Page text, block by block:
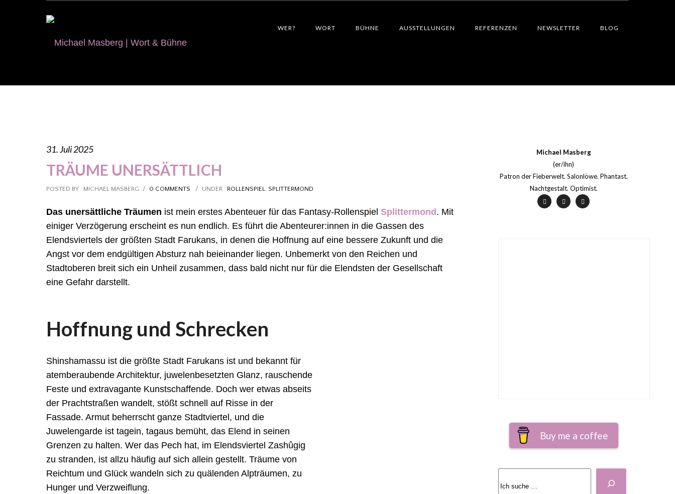
WER? WORT BÜHNE AUSSTELLUNGEN REFERENZEN NEWSLETTER BLOG
31. Juli 2025
TRÄUME UNERSÄTTLICH
POSTED BY : MICHAEL MASBERG / 0 COMMENTS / UNDER : ROLLENSPIEL, SPLITTERMOND
Das unersättliche Träumen ist mein erstes Abenteuer für das Fantasy-Rollenspiel Splittermond . Mit
einiger Verzögerung erscheint es nun endlich. Es führt die Abenteurer:innen in die Gassen des
Elendsviertels der größten Stadt Farukans, in denen die Hoffnung auf eine bessere Zukunft und die
Angst vor dem endgültigen Absturz nah beieinander liegen. Unbemerkt von den Reichen und
Stadtoberen breit sich ein Unheil zusammen, dass bald nicht nur für die Elendsten der Gesellschaft
eine Gefahr darstellt.
Hoffnung und Schrecken
Shinshamassu ist die größte Stadt Farukans ist und bekannt für
atemberaubende Architektur, juwelenbesetzten Glanz, rauschende
Feste und extravagante Kunstschaffende. Doch wer etwas abseits
der Prachtstraßen wandelt, stößt schnell auf Risse in der
Fassade. Armut beherrscht ganze Stadtviertel, und die
Juwelengarde ist tagein, tagaus bemüht, das Elend in seinen
Grenzen zu halten. Wer das Pech hat, im Elendsviertel Zashûgig
zu stranden, ist allzu häufig auf sich allein gestellt. Träume von
Reichtum und Glück wandeln sich zu quälenden Alpträumen, zu
Hunger und Verzweiflung.
Michael Masberg
(er/ihn)
Patron der Fieberwelt. Salonlöwe. Phantast.
Nachtgestalt. Optimist.
Buy me a coffee